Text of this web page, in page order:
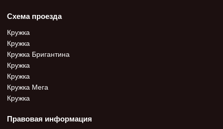
Схема проезда
Кружка
Кружка
Кружка Бригантина
Кружка
Кружка
Кружка Мега
Кружка
Правовая информация